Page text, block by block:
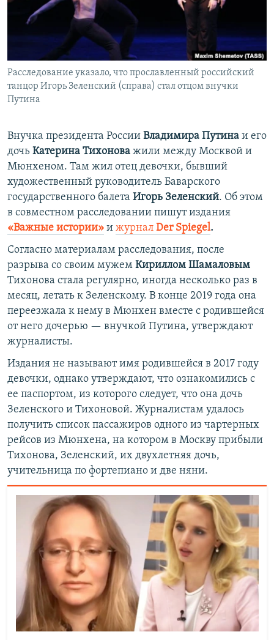
ПОБЕДИТЕЛЕЙ НЕ СУДЯТ?
КРЫМ.НЕПОКОРЕННЫЙ
ELIFBE
УКРАИНСКАЯ ПРОБЛЕМА КРЫМА
ПРИСОЕДИНЯЙТЕСЬ!
Все сайты RFE/RL
Расследование указало, что прославленный российский
танцор Игорь Зеленский (справа) стал отцом внучки
Путина
Внучка президента России Владимира Путина и его
дочь Катерина Тихонова жили между Москвой и
Мюнхеном. Там жил отец девочки, бывший
художественный руководитель Баварского
государственного балета Игорь Зеленский. Об этом
в совместном расследовании пишут издания
«Важные истории» и журнал Der Spiegel.
Согласно материалам расследования, после
разрыва со своим мужем Кириллом Шамаловым
Тихонова стала регулярно, иногда несколько раз в
месяц, летать к Зеленскому. В конце 2019 года она
переезжала к нему в Мюнхен вместе с родившейся
от него дочерью — внучкой Путина, утверждают
журналисты.
Издания не называют имя родившейся в 2017 году
девочки, однако утверждают, что ознакомились с
ее паспортом, из которого следует, что она дочь
Зеленского и Тихоновой. Журналистам удалось
получить список пассажиров одного из чартерных
рейсов из Мюнхена, на котором в Москву прибыли
Тихонова, Зеленский, их двухлетняя дочь,
учительница по фортепиано и две няни.